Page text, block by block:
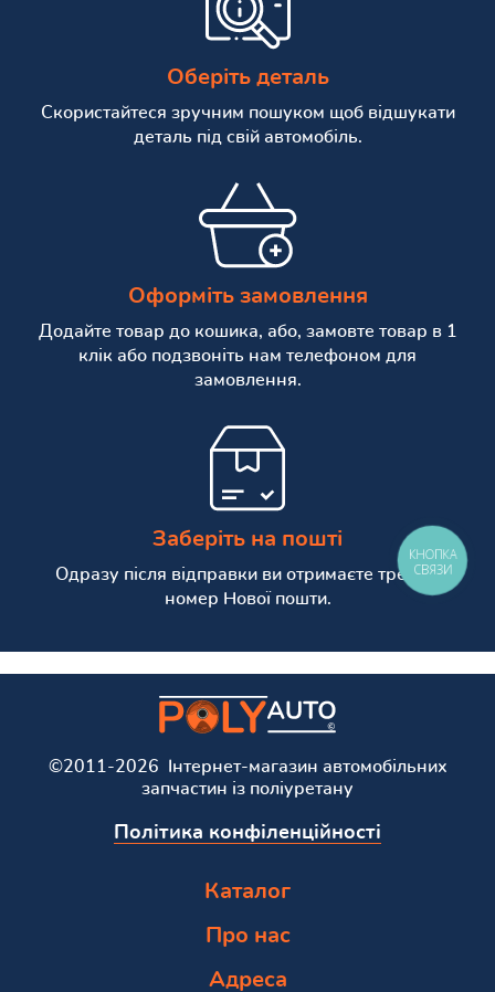
Оберіть деталь
Скористайтеся зручним пошуком щоб відшукати
деталь під свій автомобіль.
Оформіть замовлення
Додайте товар до кошика, або, замовте товар в 1
клік або подзвоніть нам телефоном для
замовлення.
Заберіть на пошті
Одразу після відправки ви отримаєте трекінг
номер Нової пошти.
©2011-2026 Інтернет-магазин автомобільних
запчастин із поліуретану
Політика конфіленційності
Каталог
Про нас
Адреса
КНОПКА
СВЯЗИ